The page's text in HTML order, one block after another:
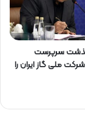
سرپرست
ملی گاز ایران را